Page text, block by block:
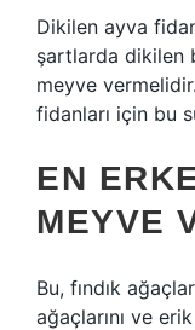
Dikilen ayva
şartlarda dikilen
meyve
fidanları için bu
EN
MEYVE
Bu, fındık
ağaçlarını ve